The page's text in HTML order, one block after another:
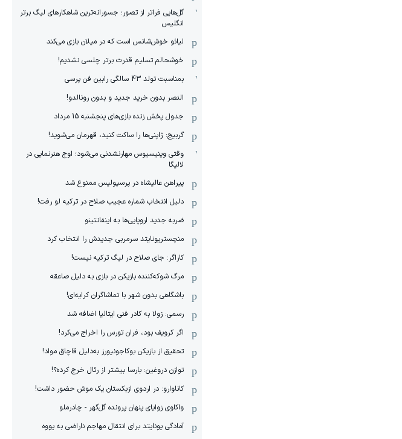
گل‌هایی فراتر از تصور؛ جسورانه‌ترین شاهکارهای لیگ برتر
انگلیس
لیائو خوش‌شانس است که در میلان بازی می‌کند
خوشحالم تسلیم قدرت برتر چلسی نشدیم!
بمناسبت تولد 43 سالگی رابین فن پرسی
النصر بدون خرید جدید و بدون رونالدو!
جدول پخش زنده بازی‌های پنجشنبه 15 مرداد
گربیج: ژاپنی‌ها را ساکت کنید، قهرمان می‌شوید!
وقتی وینیسیوس مهارنشدنی می‌شود؛ اوج هنرنمایی در
لالیگا
پیراهن عالیشاه در پرسپولیس ممنوع شد
دلیل انتخاب شماره عجیب صلاح در ترکیه لو رفت!
ضربه جدید اروپایی‌ها به اینفانتینو
منچستریونایتد سرمربی جدیدش را انتخاب کرد
کاراگر: جای صلاح در لیگ ترکیه نیست!
مرگ شوکه‌کننده بازیکن در بازی به دلیل صاعقه
باشگاهی بدون شهر با تماشاگران کرایه‌ای!
رسمی: زولا به کادر فنی ایتالیا اضافه شد
اگر کرویف بود، فران تورس را اخراج می‌کرد!
تحقیق از بازیکن بوکاجونیورز به‌دلیل قاچاق مواد!
توازن دروغین: بارسا بیشتر از رئال خرج کرده؟!
کاناوارو: در اردوی ازبکستان یک موش حضور داشت!
واکاوی زوایای پنهان پرونده گل‌گهر - چادرملو
آمادگی یونایتد برای انتقال مهاجم ناراضی به یووه